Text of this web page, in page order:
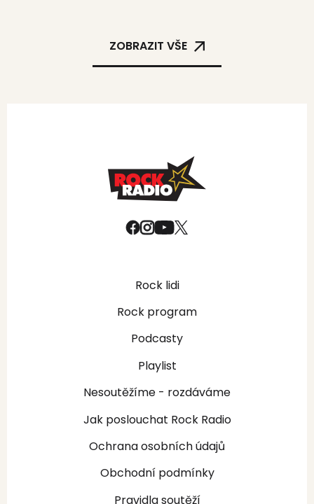
ZOBRAZIT VŠE
Rock lidi
Rock program
Podcasty
Playlist
Nesoutěžíme - rozdáváme
Jak poslouchat Rock Radio
Ochrana osobních údajů
Obchodní podmínky
Pravidla soutěží